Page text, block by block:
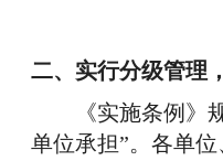
二、实行分级管理
《实施条例
单位承担”。各单